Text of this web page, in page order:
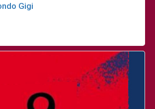
Gigi